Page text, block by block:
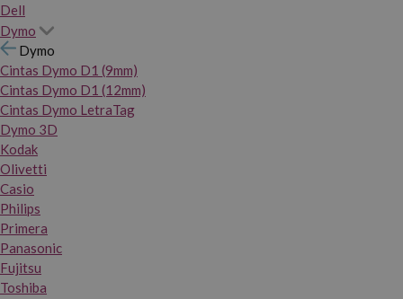
Dell
Dymo
Dymo
Cintas Dymo D1 (9mm)
Cintas Dymo D1 (12mm)
Cintas Dymo LetraTag
Dymo 3D
Kodak
Olivetti
Casio
Philips
Primera
Panasonic
Fujitsu
Toshiba